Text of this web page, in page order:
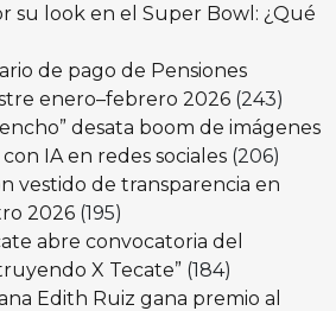
su look en el Super Bowl: ¿Qué
de pago de Pensiones
enero–febrero 2026 (243)
desata boom de imágenes
IA en redes sociales (206)
vestido de transparencia en
2026 (195)
abre convocatoria del
X Tecate” (184)
Edith Ruiz gana premio al